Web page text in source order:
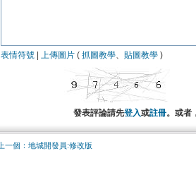
表情符號 上傳圖片 ( 抓圖教學、 貼圖教學 )
發表評論請先登入或註冊。或者
上一個：地城開發員:修改版